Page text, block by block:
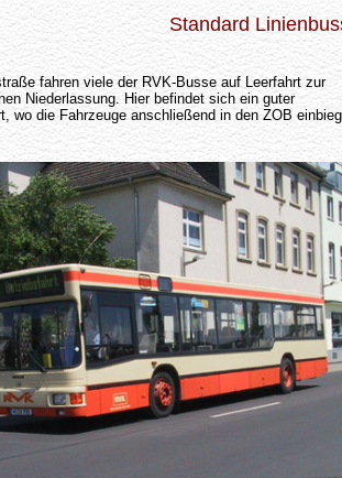
Standard
fahren viele der RVK-Busse auf Leerfahrt zur
Niederlassung. Hier befindet sich ein guter
wo die Fahrzeuge anschließend in den ZOB